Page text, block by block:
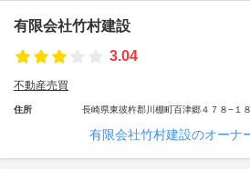
有限会社竹村建設
3.04
不動産売買
住所 長崎県東彼杵郡川棚町百津郷４７８−１８
有限会社竹村建設のオーナ